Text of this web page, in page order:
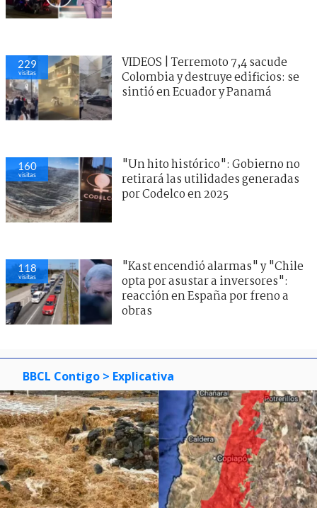
229
visitas
VIDEOS | Terremoto 7,4 sacude
Colombia y destruye edificios: se
sintió en Ecuador y Panamá
160
visitas
"Un hito histórico": Gobierno no
retirará las utilidades generadas
por Codelco en 2025
118
visitas
"Kast encendió alarmas" y "Chile
opta por asustar a inversores":
reacción en España por freno a
obras
BBCL Contigo > Explicativa